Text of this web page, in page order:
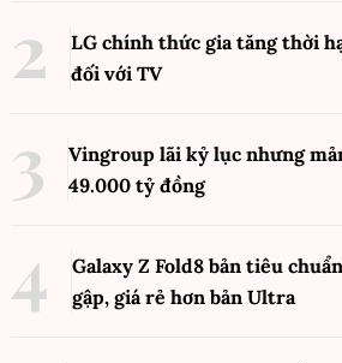
LG chính thức gia tăng thời
đối với TV
Vingroup lãi kỷ lục nhưng
49.000 tỷ đồng
Galaxy Z Fold8 bản tiêu
gập, giá rẻ hơn bản Ultra